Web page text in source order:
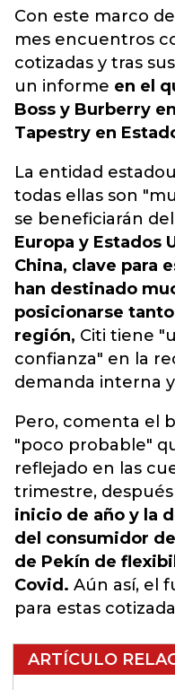
Con este marco
mes encuentros
cotizadas y tras
un informe en el
Boss y Burberry
Tapestry en
La entidad
todas ellas son
se beneficiarán
Europa y Estados
China, clave para
han destinado
posicionarse
región, Citi tiene
confianza" en la
demanda interna
Pero, comenta el
"poco probable"
reflejado en las
trimestre,
inicio de año y la
del consumidor
de Pekín de
Covid. Aún así, el
para estas
ARTÍCULO